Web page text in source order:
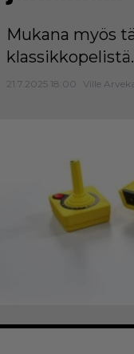
Mukana myös
klassikkopelistä.
21.7.2025 18:00 Ville